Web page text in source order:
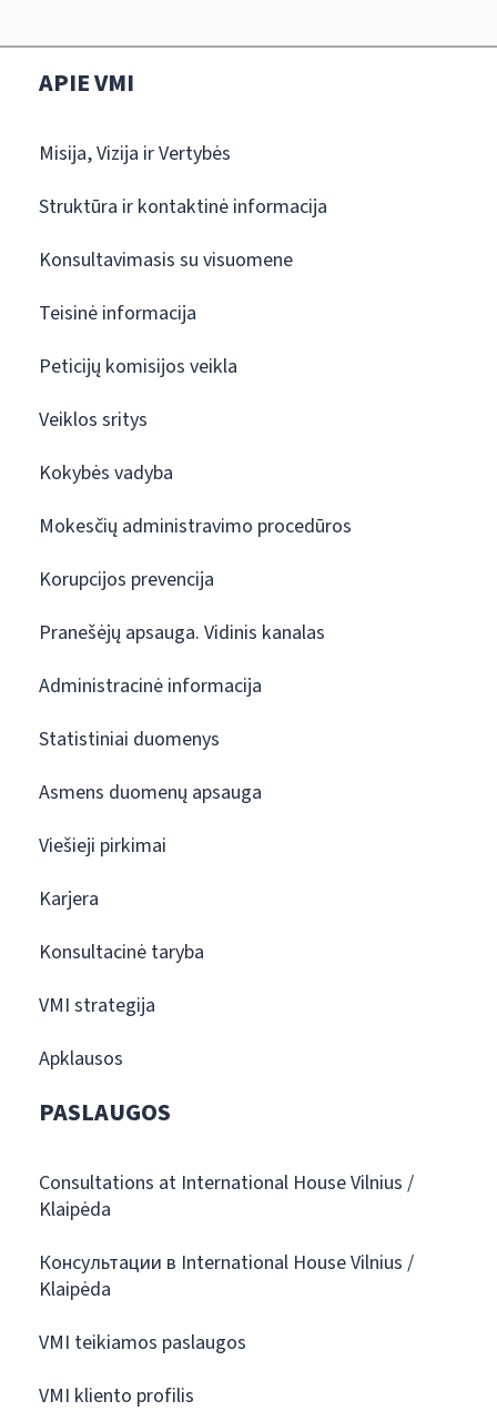
APIE VMI
Misija, Vizija ir Vertybės
Struktūra ir kontaktinė informacija
Konsultavimasis su visuomene
Teisinė informacija
Peticijų komisijos veikla
Veiklos sritys
Kokybės vadyba
Mokesčių administravimo procedūros
Korupcijos prevencija
Pranešėjų apsauga. Vidinis kanalas
Administracinė informacija
Statistiniai duomenys
Asmens duomenų apsauga
Viešieji pirkimai
Karjera
Konsultacinė taryba
VMI strategija
Apklausos
PASLAUGOS
Consultations at International House Vilnius /
Klaipėda
Консультации в International House Vilnius /
Klaipėda
VMI teikiamos paslaugos
VMI kliento profilis